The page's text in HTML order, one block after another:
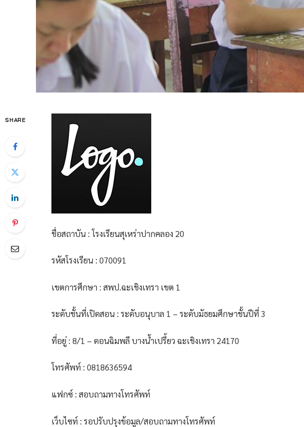
SHARE
ชื่อสถาบัน : โรงเรียนสุเหร่าปากคลอง 20
รหัสโรงเรียน : 070091
เขตการศึกษา : สพป.ฉะเชิงเทรา เขต 1
ระดับชั้นที่เปิดสอน : ระดับอนุบาล 1 – ระดับมัธยมศึกษาชั้นปีที่ 3
ที่อยู่ : 8/1 – ดอนฉิมพลี บางน้ำเปรี้ยว ฉะเชิงเทรา 24170
โทรศัพท์ : 0818636594
แฟกซ์ : สอบถามทางโทรศัพท์
เว็บไซท์ : รอปรับปรุงข้อมูล/สอบถามทางโทรศัพท์